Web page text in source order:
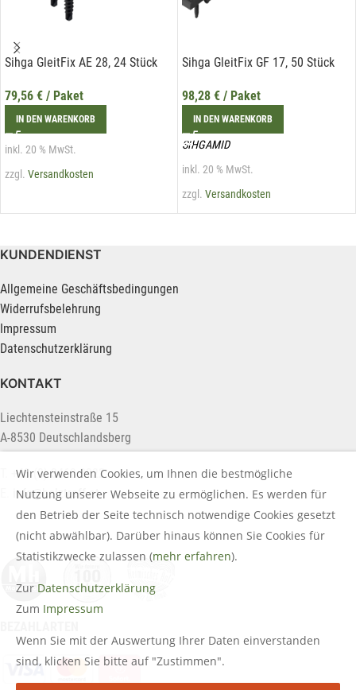
Sihga GleitFix AE 28, 24 Stück
79,56 € / Paket
IN DEN WARENKORB
inkl. 20 % MwSt.
zzgl. Versandkosten
Sihga GleitFix GF 17, 50 Stück
98,28 € / Paket
IN DEN WARENKORB
SIHGAMID
inkl. 20 % MwSt.
zzgl. Versandkosten
KUNDENDIENST
Allgemeine Geschäftsbedingungen
Widerrufsbelehrung
Impressum
Datenschutzerklärung
KONTAKT
Liechtensteinstraße 15
A-8530 Deutschlandsberg
T. +43 (0) 3462 2222
info@holztreff.at
Wir verwenden Cookies, um Ihnen die bestmögliche
Nutzung unserer Webseite zu ermöglichen. Es werden für
den Betrieb der Seite technisch notwendige Cookies gesetzt
(nicht abwählbar). Darüber hinaus können Sie Cookies für
Statistikzwecke zulassen (mehr erfahren).
Zur Datenschutzerklärung
Zum Impressum
Wenn Sie mit der Auswertung Ihrer Daten einverstanden
sind, klicken Sie bitte auf "Zustimmen".